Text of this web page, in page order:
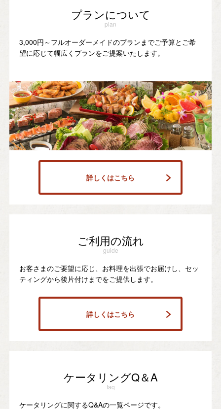
プランについて
plan
3,000円～フルオーダーメイドのプランまでご予算とご希
望に応じて幅広くプランをご提案いたします。
詳しくはこちら
ご利用の流れ
guide
お客さまのご要望に応じ、お料理を出張でお届けし、セッ
ティングから後片付けまでをご提供します。
詳しくはこちら
ケータリングQ＆A
faq
ケータリングに関するQ&Aの一覧ページです。